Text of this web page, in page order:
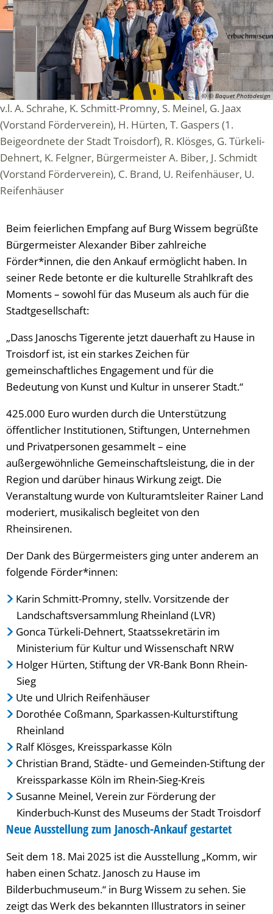
© © Baquet Photodesign
v.l. A. Schrahe, K. Schmitt-Promny, S. Meinel, G. Jaax
(Vorstand Förderverein), H. Hürten, T. Gaspers (1.
Beigeordnete der Stadt Troisdorf), R. Klösges, G. Türkeli-
Dehnert, K. Felgner, Bürgermeister A. Biber, J. Schmidt
(Vorstand Förderverein), C. Brand, U. Reifenhäuser, U.
Reifenhäuser
Beim feierlichen Empfang auf Burg Wissem begrüßte
Bürgermeister Alexander Biber zahlreiche
Förder*innen, die den Ankauf ermöglicht haben. In
seiner Rede betonte er die kulturelle Strahlkraft des
Moments – sowohl für das Museum als auch für die
Stadtgesellschaft:
„Dass Janoschs Tigerente jetzt dauerhaft zu Hause in
Troisdorf ist, ist ein starkes Zeichen für
gemeinschaftliches Engagement und für die
Bedeutung von Kunst und Kultur in unserer Stadt.“
425.000 Euro wurden durch die Unterstützung
öffentlicher Institutionen, Stiftungen, Unternehmen
und Privatpersonen gesammelt – eine
außergewöhnliche Gemeinschaftsleistung, die in der
Region und darüber hinaus Wirkung zeigt. Die
Veranstaltung wurde von Kulturamtsleiter Rainer Land
moderiert, musikalisch begleitet von den
Rheinsirenen.
Der Dank des Bürgermeisters ging unter anderem an
folgende Förder*innen:
Karin Schmitt-Promny, stellv. Vorsitzende der
Landschaftsversammlung Rheinland (LVR)
Gonca Türkeli-Dehnert, Staatssekretärin im
Ministerium für Kultur und Wissenschaft NRW
Holger Hürten, Stiftung der VR-Bank Bonn Rhein-
Sieg
Ute und Ulrich Reifenhäuser
Dorothée Coßmann, Sparkassen-Kulturstiftung
Rheinland
Ralf Klösges, Kreissparkasse Köln
Christian Brand, Städte- und Gemeinden-Stiftung der
Kreissparkasse Köln im Rhein-Sieg-Kreis
Susanne Meinel, Verein zur Förderung der
Kinderbuch-Kunst des Museums der Stadt Troisdorf
Neue Ausstellung zum Janosch-Ankauf gestartet
Seit dem 18. Mai 2025 ist die Ausstellung „Komm, wir
haben einen Schatz. Janosch zu Hause im
Bilderbuchmuseum.“ in Burg Wissem zu sehen. Sie
zeigt das Werk des bekannten Illustrators in seiner